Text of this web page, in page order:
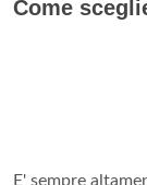
Come
E' sempre